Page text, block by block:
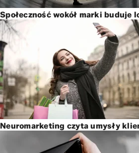
Społeczność wokół marki
Neuromarketing czyta umysły